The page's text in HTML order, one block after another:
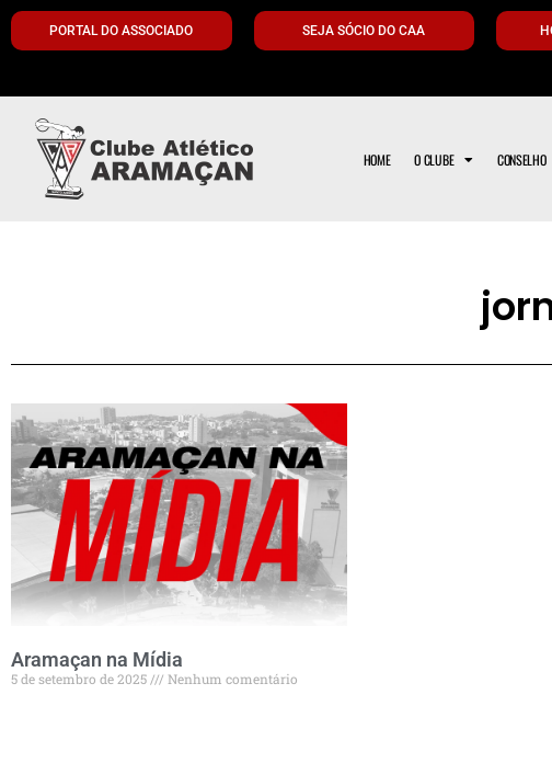
PORTAL DO ASSOCIADO SEJA SÓCIO DO CAA
HOME O CLUBE CONSELHO
Aramaçan na Mídia
5 de setembro de 2025 Nenhum comentário